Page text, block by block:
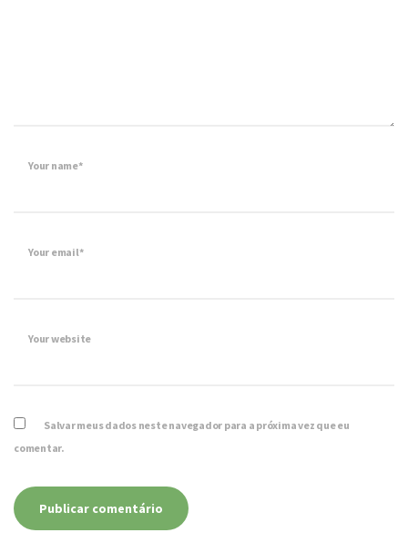
Your name*
Your email*
Your website
Salvar meus dados neste navegador para a próxima vez que eu
comentar.